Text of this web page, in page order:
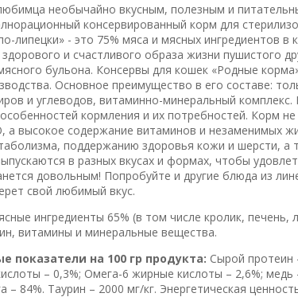
необычайно вкусным, полезным и
консервированный корм для
липецки» - это 75% мяса и мясных ингредиентов
и счастливого образа жизни пушистого
бульона. Консервы для кошек «Родные
Основное преимущество в его составе:
и углеводов, витаминно-минеральный
кормления и их потребностей. Корм
а высокое содержание витаминов и незаменимых
поддержанию здоровья кожи и шерсти,
в разных вкусах и формах, чтобы
довольным! Попробуйте и другие блюда из
свой любимый вкус.
ингредиенты 65% (в том числе кролик, печень,
витамины и минеральные вещества.
показатели на 100 гр продукта: Сырой протеин
– 0,3%; Омега-6 жирные кислоты – 2,6%;
– 84%. Таурин – 2000 мг/кг. Энергетическая